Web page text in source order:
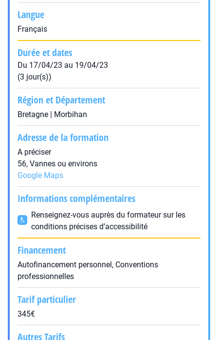
Langue
Français
Durée et dates
Du 17/04/23 au 19/04/23
(3 jour(s))
Région et Département
Bretagne | Morbihan
Adresse de la formation
A préciser
56, Vannes ou environs
Google Maps
Informations complémentaires
Renseignez-vous auprès du formateur sur les
conditions précises d’accessibilité
Financement
Autofinancement personnel, Conventions
professionnelles
Tarif particulier
345€
Autres Tarifs